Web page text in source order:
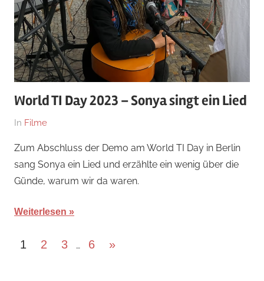
World TI Day 2023 – Sonya singt ein Lied
Am
November
2023
Von
In Filme
Zum Abschluss der Demo am World TI Day in Berlin
sang Sonya ein Lied und erzählte ein wenig über die
Günde, warum wir da waren.
Weiterlesen
Seitennummerierung
1 2 3 … 6
Nächste
»